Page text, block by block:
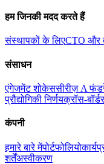
हम जिनकी मदद करते हैं
संस्थापकों के लिएCTO और
संसाधन
एंगेजमेंट शोकेससीरीज़ A
प्रौद्योगिकी निर्णयक्रॉस-
कंपनी
हमारे बारे मेंपोर्टफोलियो
शर्तेंअस्वीकरण